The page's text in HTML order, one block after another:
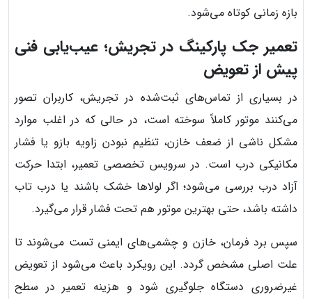
بازه زمانی کوتاه می‌شود.
تعمیر جک پارکینگ در تجریش؛ عیب‌یابی فنی
پیش از تعویض
در بسیاری از تماس‌های ثبت‌شده در تجریش، کاربران تصور
می‌کنند موتور کاملاً سوخته است، در حالی که در اغلب موارد
مشکل ناشی از ضعف خازن، تنظیم نبودن زاویه بازو یا فشار
مکانیکی درب است. در سرویس تخصصی تعمیر، ابتدا حرکت
آزاد درب بررسی می‌شود؛ اگر لولاها خشک باشند یا درب تاب
داشته باشد، حتی بهترین موتور هم تحت فشار قرار می‌گیرد.
سپس برد فرمان، خازن و چشمی‌های ایمنی تست می‌شوند تا
علت اصلی مشخص گردد. این رویکرد باعث می‌شود از تعویض
غیرضروری دستگاه جلوگیری شود و هزینه تعمیر در سطح